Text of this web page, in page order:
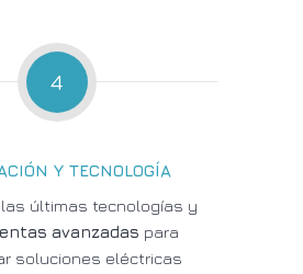
4
Y TECNOLOGÍA
últimas tecnologías y
avanzadas para
soluciones eléctricas